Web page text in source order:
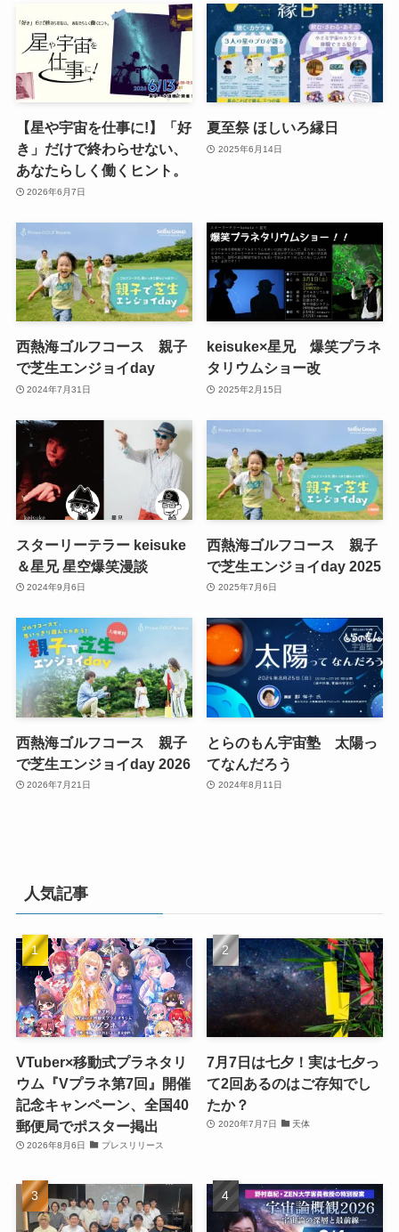
【星や宇宙を仕事に!】「好
き」だけで終わらせない、
あなたらしく働くヒント。
2026年6月7日
夏至祭 ほしいろ縁日
2025年6月14日
西熱海ゴルフコース 親子
で芝生エンジョイday
2024年7月31日
keisuke×星兄 爆笑プラネ
タリウムショー改
2025年2月15日
スターリーテラー keisuke
＆星兄 星空爆笑漫談
2024年9月6日
西熱海ゴルフコース 親子
で芝生エンジョイday 2025
2025年7月6日
西熱海ゴルフコース 親子
で芝生エンジョイday 2026
2026年7月21日
とらのもん宇宙塾 太陽っ
てなんだろう
2024年8月11日
人気記事
VTuber×移動式プラネタリ
ウム『Vプラネ第7回』開催
記念キャンペーン、全国40
郵便局でポスター掲出
2026年8月6日 プレスリリース
7月7日は七夕！実は七夕っ
て2回あるのはご存知でし
たか？
2020年7月7日 天体